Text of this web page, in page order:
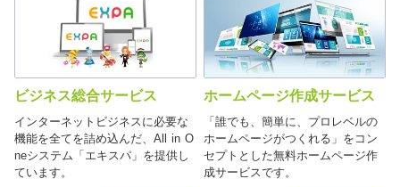
ビジネス総合サービス
インターネットビジネスに必要な
機能を全てを詰め込んだ、All in O
neシステム「エキスパ」を提供し
ています。
ホームページ作成サービス
「誰でも、簡単に、プロレベルの
ホームページがつくれる」をコン
セプトとした無料ホームページ作
成サービスです。